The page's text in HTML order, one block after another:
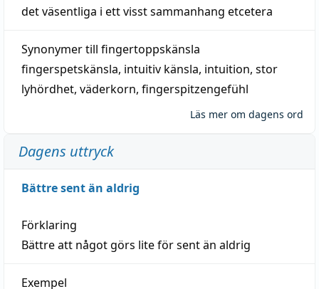
det väsentliga i ett visstsammanhang etcetera
Synonymer till fingertoppskänsla
fingerspetskänsla, intuitiv känsla, intuition, stor
lyhördhet, väderkorn, fingerspitzengefühl
Läs mer om dagens ord
Dagens uttryck
Bättre sent än aldrig
Förklaring
Bättre att något görs lite för sent än aldrig
Exempel